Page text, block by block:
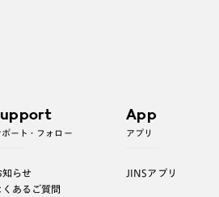
ポート・フォロー
知らせ
くあるご質問
App
アプリ
JINSアプリ